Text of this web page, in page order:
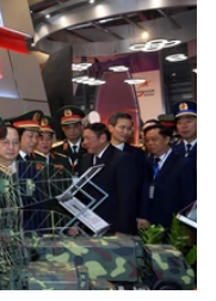
Góp ý
nghệ (MST)
Hằng
học và Công nghệ.
Du, TP. Hà Nội